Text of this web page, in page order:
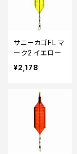
サニーカゴFL マ
ーク2 イエロー
¥2,178